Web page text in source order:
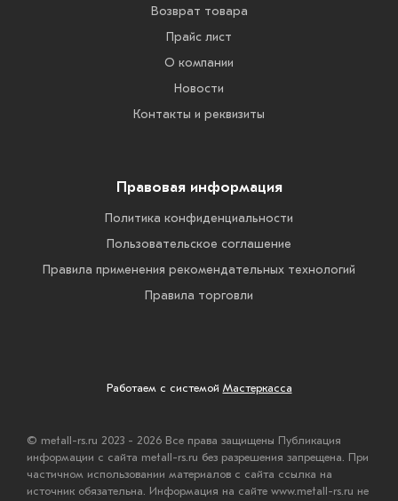
Возврат товара
Прайс лист
О компании
Новости
Контакты и реквизиты
Правовая информация
Политика конфиденциальности
Пользовательское соглашение
Правила применения рекомендательных технологий
Правила торговли
Работаем с системой Мастеркасса
© metall-rs.ru 2023 - 2026 Все права защищены Публикация
информации с сайта metall-rs.ru без разрешения запрещена. При
частичном использовании материалов с сайта ссылка на
источник обязательна. Информация на сайте www.metall-rs.ru не